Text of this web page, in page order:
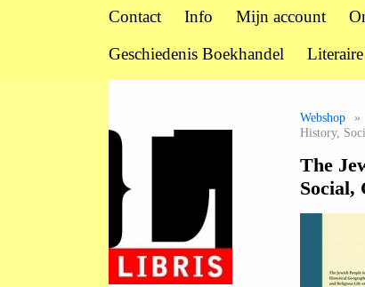
Contact
Info Mijn account
Geschiedenis Boekhandel
Webshop »
History,
The
Social,